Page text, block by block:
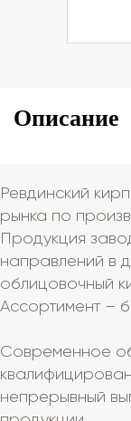
Описание
Ревдинский
рынка по
Продукция
направлений в
облицовочный
Ассортимент –
Современное
непрерывный